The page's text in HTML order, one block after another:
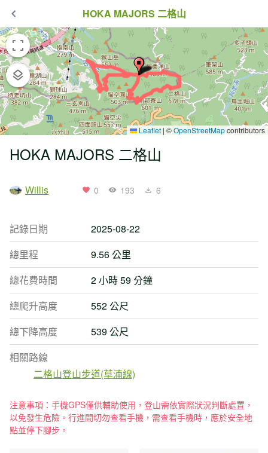
HOKA MAJORS 二格山
Leaflet | ©OpenStreetMapcontributors
HOKA MAJORS 二格山
Willis 0 193 6
記錄日期
2025-08-22
總里程
9.56 公里
總花費時間
2 小時 59 分鐘
總爬升高度
552 公尺
總下降高度
539 公尺
相關路線
二格山登山步道(草湳線)
注意事項：手機GPS僅供輔助使用，登山需依實際狀況判斷處置，
以免發生危險。行進間切勿查看手機，需查看手機時，應於安全地
點並停下腳步。